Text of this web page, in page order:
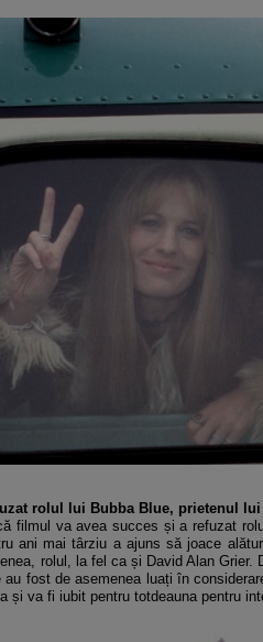
rolul lui Bubba Blue, prietenul
filmul va avea succes și a refuzat
ani mai târziu a ajuns să joace
rolul, la fel ca și David Alan Grier.
au fost de asemenea luați în
și va fi iubit pentru totdeauna pentru